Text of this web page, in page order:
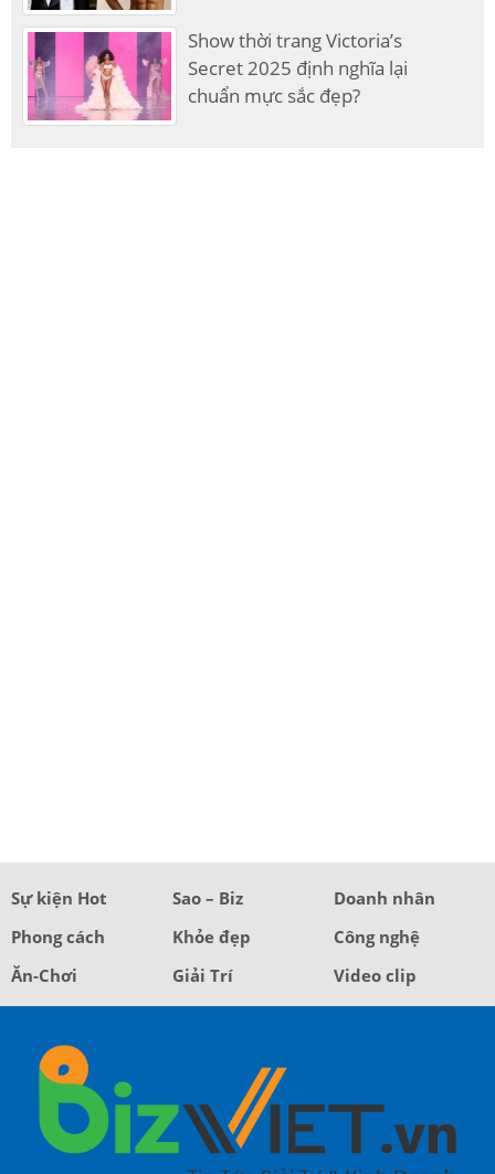
Show thời trang Victoria’s
Secret 2025 định nghĩa lại
chuẩn mực sắc đẹp?
Sự kiện Hot Sao – Biz
Doanh nhân
Phong cách
Khỏe đẹp
Công nghệ
Ăn-Chơi
Giải Trí Video clip